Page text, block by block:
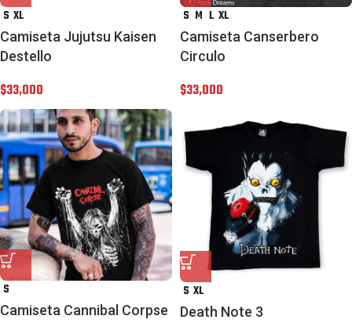
S XL
Camiseta Jujutsu Kaisen
Destello
$33,000
S M L XL
Camiseta Canserbero
Circulo
$33,000
S
Camiseta Cannibal Corpse
S XL
Death Note 3